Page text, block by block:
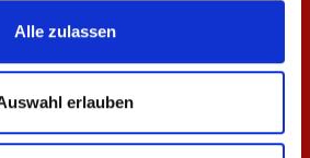
Alle zulassen
erlauben